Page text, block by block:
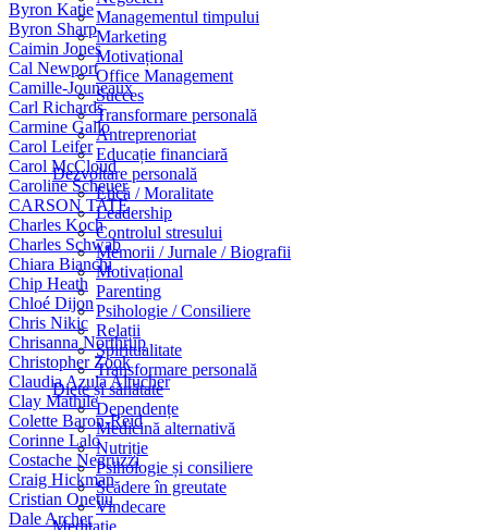
Managementul timpului
Marketing
Motivațional
Office Management
Succes
Transformare personală
Antreprenoriat
Educație financiară
Dezvoltare personală
Etică / Moralitate
Leadership
Controlul stresului
Memorii / Jurnale / Biografii
Motivațional
Parenting
Psihologie / Consiliere
Relații
Spiritualitate
Transformare personală
Diete și sănătate
Dependențe
Medicină alternativă
Nutriție
Psihologie și consiliere
Scădere în greutate
Vindecare
Byron Katie
Byron Sharp
Caimin Jones
Cal Newport
Camille-Jouneaux
Carl Richards
Carmine Gallo
Carol Leifer
Carol McCloud
Caroline Scheuer
CARSON TATE
Charles Koch
Charles Schwab
Chiara Bianchi
Chip Heath
Chloé Dijon
Chris Nikic
Chrisanna Northrup
Christopher Zook
Claudia Azula Altucher
Clay Mathile
Colette Baron-Reid
Corinne Lalo
Costache Negruzzi
Craig Hickman
Cristian Onețiu
Dale Archer